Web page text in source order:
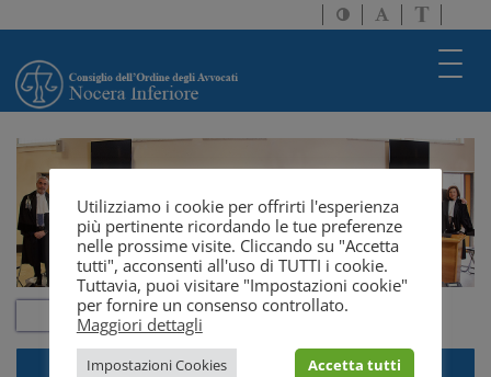
Attiva/disattiva
alto
Attiva/
dimensione
a
solo
ACCEDI ALLA WEBMAIL
Utilizziamo i cookie per offrirti l'esperienza
più pertinente ricordando le tue preferenze
nelle prossime visite. Cliccando su "Accetta
tutti", acconsenti all'uso di TUTTI i cookie.
Tuttavia, puoi visitare "Impostazioni cookie"
per fornire un consenso controllato.
Maggiori dettagli
Impostazioni Cookies Accetta tutti